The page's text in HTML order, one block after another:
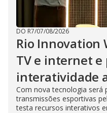
DO R7/07/08/2026
Rio Innovation
TV e internet
interatividade
Com nova tecnologia será
transmissões esportivas
testa recursos interativos